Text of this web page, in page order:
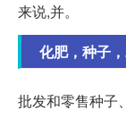
来说,并。
化肥，种子
批发和零售种子